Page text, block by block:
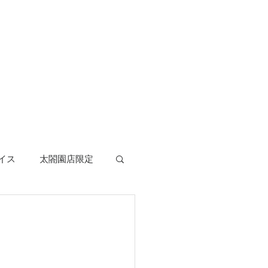
ス 太閤園店限定